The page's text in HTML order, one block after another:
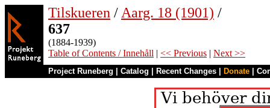
Tilskueren / Aarg. 18 (1901) /
637
(1884-1939)
Table of Contents / Innehåll | << Previous | Next >>
Project Runeberg Catalog Recent Changes Donate